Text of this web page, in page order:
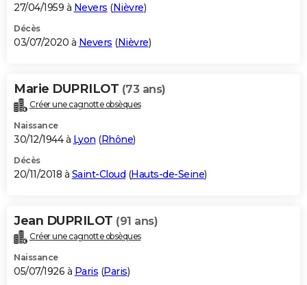
27/04/1959 à Nevers (Nièvre)
Décès
03/07/2020 à Nevers (Nièvre)
Marie DUPRILOT (73 ans)
Créer une cagnotte obsèques
Naissance
30/12/1944 à Lyon (Rhône)
Décès
20/11/2018 à Saint-Cloud (Hauts-de-Seine)
Jean DUPRILOT (91 ans)
Créer une cagnotte obsèques
Naissance
05/07/1926 à Paris (Paris)